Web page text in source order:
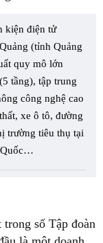
kiện điện tử
(tỉnh Quảng
quy mô lớn
tầng), tập trung
công nghệ cao
xe ô tô, đường
trường tiêu thụ tại
Quốc…
số Tập đoàn